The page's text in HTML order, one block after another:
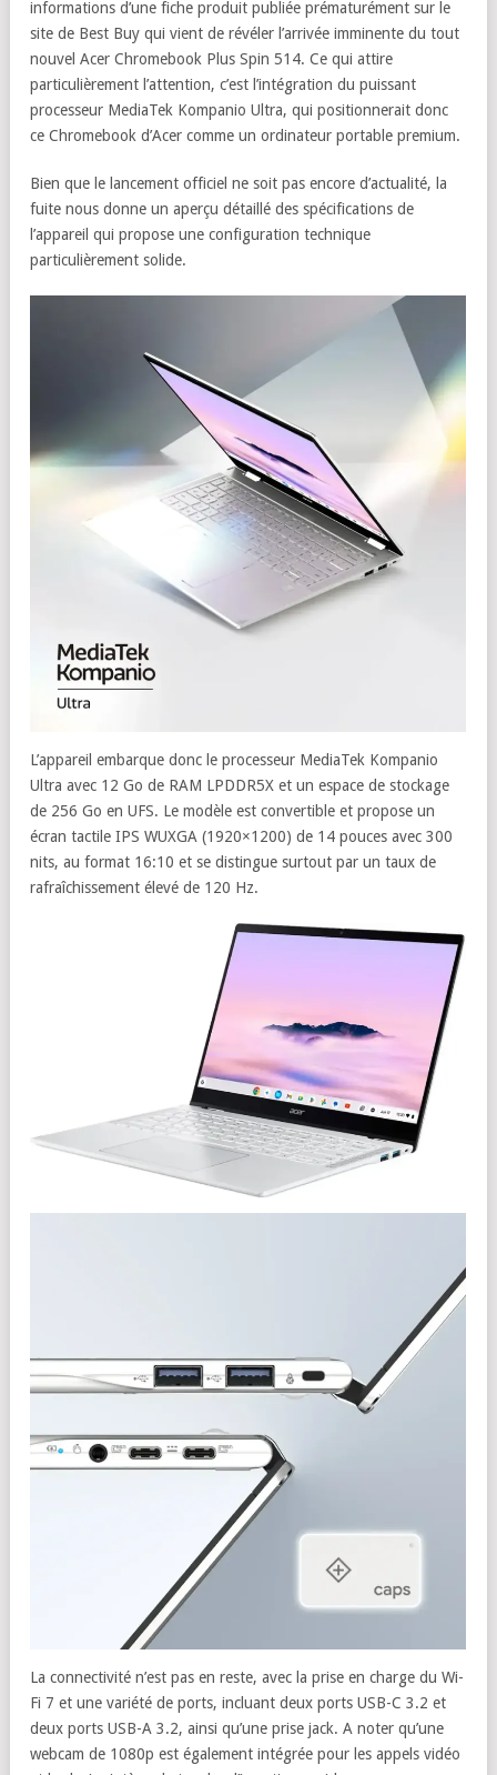
informations d’une fiche produit publiée prématurément sur le
site de Best Buy qui vient de révéler l’arrivée imminente du tout
nouvel Acer Chromebook Plus Spin 514. Ce qui attire
particulièrement l’attention, c’est l’intégration du puissant
processeur MediaTek Kompanio Ultra, qui positionnerait donc
ce Chromebook d’Acer comme un ordinateur portable premium.
Bien que le lancement officiel ne soit pas encore d’actualité, la
fuite nous donne un aperçu détaillé des spécifications de
l’appareil qui propose une configuration technique
particulièrement solide.
L’appareil embarque donc le processeur MediaTek Kompanio
Ultra avec 12 Go de RAM LPDDR5X et un espace de stockage
de 256 Go en UFS. Le modèle est convertible et propose un
écran tactile IPS WUXGA (1920×1200) de 14 pouces avec 300
nits, au format 16:10 et se distingue surtout par un taux de
rafraîchissement élevé de 120 Hz.
La connectivité n’est pas en reste, avec la prise en charge du Wi-
Fi 7 et une variété de ports, incluant deux ports USB-C 3.2 et
deux ports USB-A 3.2, ainsi qu’une prise jack. A noter qu’une
webcam de 1080p est également intégrée pour les appels vidéo